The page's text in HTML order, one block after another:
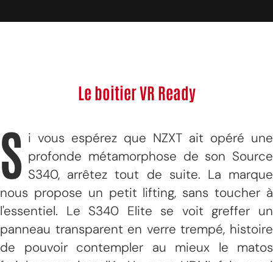
Le boitier VR Ready
S i vous espérez que NZXT ait opéré une
profonde métamorphose de son Source
S340, arrêtez tout de suite. La marque
nous propose un petit lifting, sans toucher à
l'essentiel. Le S340 Elite se voit greffer un
panneau transparent en verre trempé, histoire
de pouvoir contempler au mieux le matos